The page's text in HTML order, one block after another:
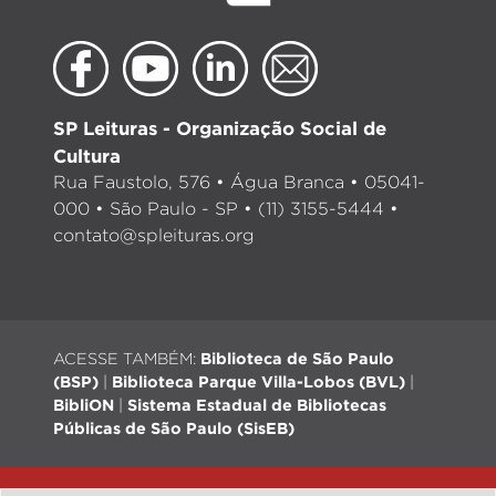
SP Leituras - Organização Social de
Cultura
Rua Faustolo, 576 • Água Branca • 05041-
000 • São Paulo - SP • (11) 3155-5444 •
contato@spleituras.org
ACESSE TAMBÉM: Biblioteca de São Paulo
(BSP)
Biblioteca Parque Villa-Lobos (BVL)
BibliON
Sistema Estadual de Bibliotecas
Públicas de São Paulo (SisEB)